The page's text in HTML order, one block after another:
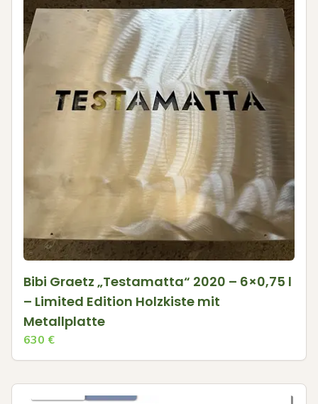
Bibi Graetz „Testamatta“ 2020 – 6×0,75 l
– Limited Edition Holzkiste mit
Metallplatte
630 €